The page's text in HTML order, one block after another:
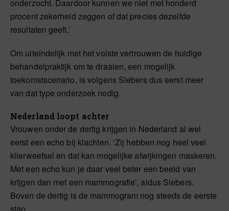
onderzocht. Daardoor kunnen we niet met honderd
procent zekerheid zeggen of dat precies dezelfde
resultaten geeft.’
Om uiteindelijk met het volste vertrouwen de huidige
behandelpraktijk om te draaien, een mogelijk
toekomstscenario, is volgens Siebers dus eerst meer
van dat type onderzoek nodig.
Nederland loopt achter
Vrouwen onder de dertig krijgen in Nederland al wel
eerst een echo bij klachten. ‘Zij hebben nog heel veel
klierweefsel en dat kan mogelijke afwijkingen maskeren.
Met een echo kun je daar veel beter een beeld van
krijgen dan met een mammografie’, aldus Siebers.
Boven de dertig is de mammogram nog steeds de eerste